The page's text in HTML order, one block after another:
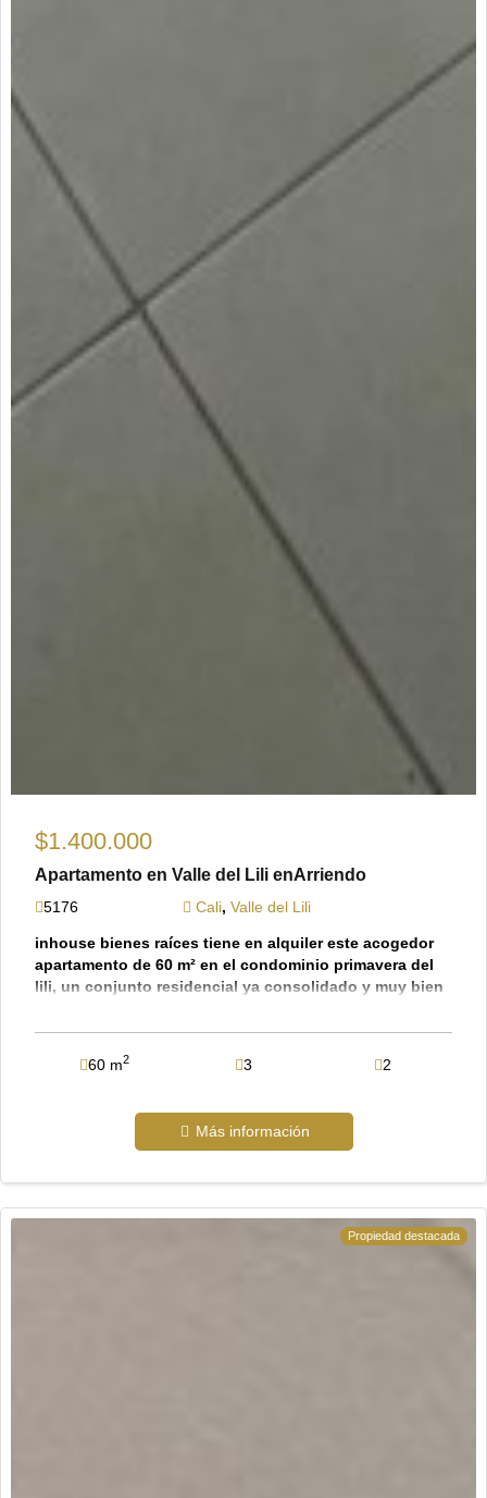
$1.400.000
Apartamento en Valle del Lili enArriendo
5176 Cali, Valle del Lili
inhouse bienes raíces tiene en alquiler este acogedor
apartamento de 60 m² en el condominio primavera del
lili, un conjunto residencial ya consolidado y muy bien
con ascensor, el apartamento destaca por su
distribución inteligente y frescura: cuenta con sala-
comedor conectada a un agradable balcón con vista
oficios independiente y baño social. ofrece 3
habitaciones: la principal con clóset y baño privado, y
reconocido por su ambiente tranquilo y excelente
mantenimiento, ofrece áreas comunes ideales para el
descanso, como piscina, zona infantil, parqueadero
comunitario y vigilancia privada 24/7 para tu total
60 m2 3 2
Más información
Propiedad destacada